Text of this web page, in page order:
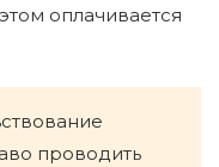
оплачивается
проводить